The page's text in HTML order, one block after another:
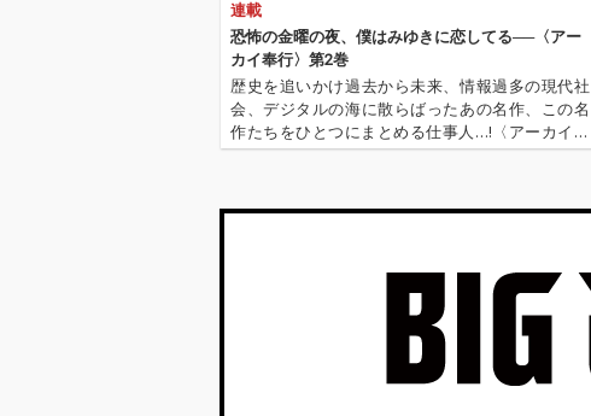
て、2021年にV6へ提供
した「素敵な夜」、20
17年にアイドルマスタ
ー・シリーズへ提供し
た楽曲を小田朋美が歌
う「LEMONADE feat.
小田朋美」を収録。い
とアルバムのジャケッ
した「素敵な夜」、20
ー・シリーズへ提供し
た楽曲を小田朋美が歌
う「LEMONADE feat.
小田朋美」を収録。い
とアルバムのジャケッ
トは、レタッチャー・
フォトグラファー安藤
瑠美による作品を、大
島依提亜がデザイン。
連載
恐怖の金曜の夜、僕はみゆきに恋してる──〈アー
カイ奉行〉第2巻
歴史を追いかけ過去から未来、情報過多の現代社
会、デジタルの海に散らばったあの名作、この名
作たちをひとつにまとめる仕事人…!〈アーカイ奉
行〉が今日もデジタルの乱世を治める…!'''〈アーカ